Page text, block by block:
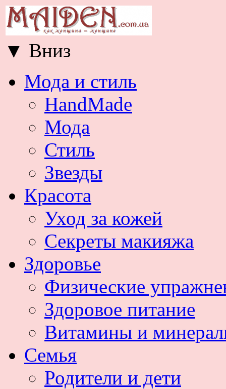
▼ Вниз
Мода и стиль
HandMade
Мода
Стиль
Звезды
Красота
Уход за кожей
Секреты макияжа
Здоровье
Физические
Здоровое питание
Витамины и
Семья
Родители и дети